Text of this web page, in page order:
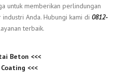
untuk memberikan perlindungan
Anda. Hubungi kami di 0812-
terbaik.
Beton <<<
<<<